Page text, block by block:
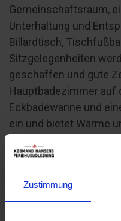
Zustimmung
Gemeinschaftsraum,
Unterhaltung und
Billardtisch,
Sitzgelegenheiten
geschaffen und gute
Hauptbadezimmer auf
Eckbadewanne und
ein und bietet Wärme
Die drei Schlafzimmer
ihren ganz eigenen
ein luftiger Traum mit